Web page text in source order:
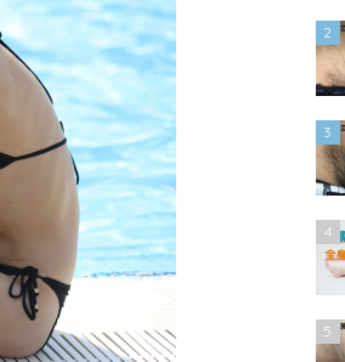
2
3
4
5